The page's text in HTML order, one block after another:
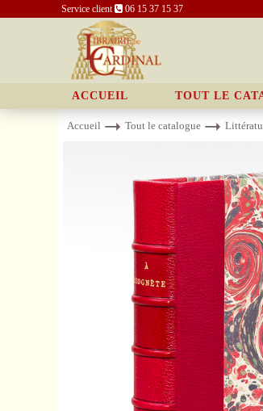
Service client 06 15 37 15 37
ACCUEIL TOUT LE
Accueil Tout le catalogue